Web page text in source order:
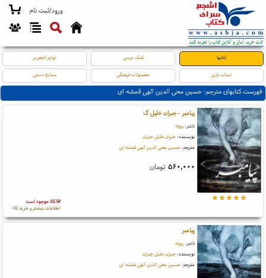
ورود/ثبت نام
کتابها کمک درسی لوازم التحریر
اسباب بازی محصولات فرهنگی صنایع دستی
فهرست کتابهای مترجم: حسین محی الدین الهی قمشه ای
پیامبر - جبران خلیل گ
ناشر: روزنه
نویسنده: جبران خلیل جبران
مترجم: حسین محی الدین الهی قمشه ای
۵۶۰,۰۰۰ تومان
کالا موجود است
اطلاعات بیشتر و خرید کالا
پیامبر
ناشر: روزنه
نویسنده: جبران خلیل جبران
مترجم: حسین محی الدین الهی قمشه ای